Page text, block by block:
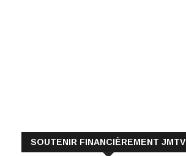
SOUTENIR FINANCIÈREMENT JMTV